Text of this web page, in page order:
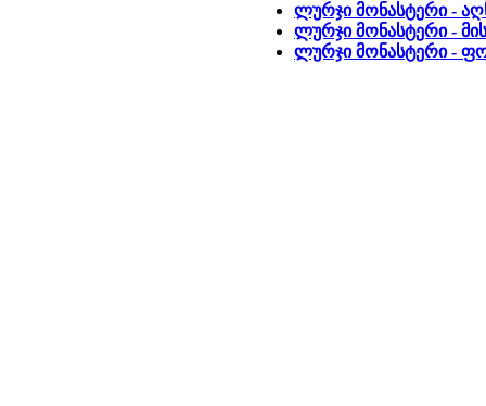
ლურჯი მონასტერი -
ლურჯი მონასტერი -
ლურჯი მონასტერი -